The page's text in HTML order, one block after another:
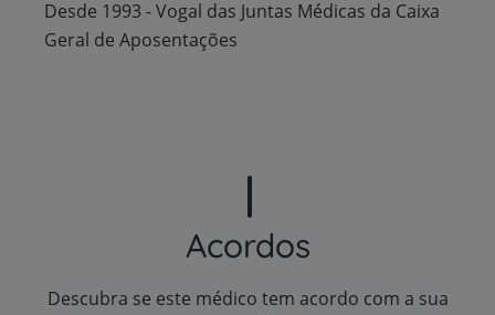
Desde 1993 - Vogal das Juntas Médicas da Caixa
Geral de Aposentações
Acordos
Descubra se este médico tem acordo com a sua